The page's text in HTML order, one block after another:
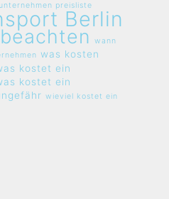
preisliste
Berlin
wann
was kosten
kostet ein
kostet ein
wieviel kostet ein